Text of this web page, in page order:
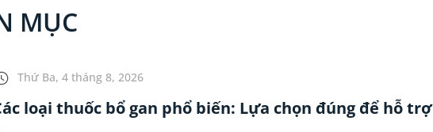
MỤC
Thứ Ba, 4 tháng 8, 2026
loại thuốc bổ gan phổ biến: Lựa chọn đúng để hỗ trợ